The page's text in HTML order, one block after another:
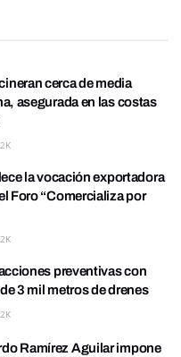
cerca de media
asegurada en las costas
2K
la vocación exportadora
Foro “Comercializa por
2K
preventivas con
3 mil metros de drenes
2K
Ramírez Aguilar impone